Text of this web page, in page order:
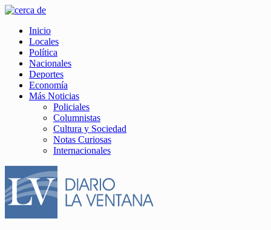
Inicio
Locales
Política
Nacionales
Deportes
Economía
Más Noticias
Policiales
Columnistas
Cultura y Sociedad
Notas Curiosas
Internacionales